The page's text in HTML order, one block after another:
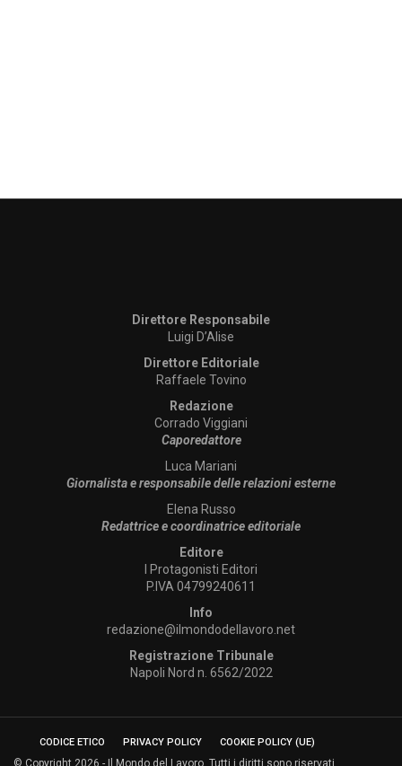
Direttore Responsabile
Luigi D’Alise
Direttore Editoriale
Raffaele Tovino
Redazione
Corrado Viggiani
Caporedattore
Luca Mariani
Giornalista e responsabile delle relazioni esterne
Elena Russo
Redattrice e coordinatrice editoriale
Editore
I Protagonisti Editori
P.IVA 04799240611
Info
redazione@ilmondodellavoro.net
Registrazione Tribunale
Napoli Nord n. 6562/2022
CODICE ETICO PRIVACY POLICY COOKIE POLICY (UE)
© Copyright 2026 - Il Mondo del Lavoro. Tutti i diritti sono riservati.